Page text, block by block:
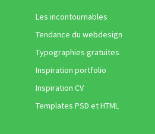
Les incontournables
Tendance du webdesign
Typographies gratuites
Inspiration portfolio
Inspiration CV
Templates PSD et HTML